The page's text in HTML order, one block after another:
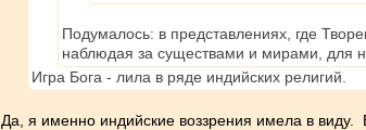
Подумалось: в представлениях, где
наблюдая за существами и мирами, для
Игра Бога - лила в ряде индийских религий.
Да, я именно индийские воззрения имела в виду.